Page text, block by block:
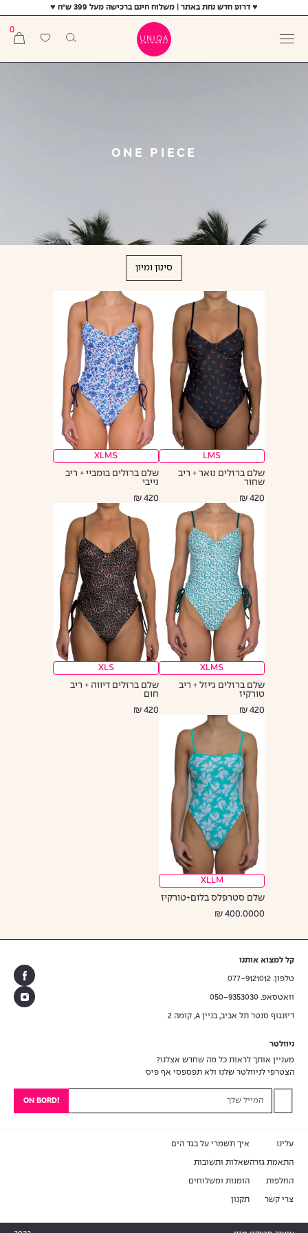
♥ דרופ חדש נחת באתר | משלוח חינם ברכישה מעל 399 ש"ח ♥
0
עוד
ONE PIECE
S
M
L
שלם ברזלים נואר + ריב
שחור
420 ₪
S
M
XL
שלם ברזלים בומביי + ריב
נייבי
420 ₪
S
M
XL
שלם ברזלים ג'יזל + ריב
טורקיז
420 ₪
S
XL
שלם ברזלים דיווה + ריב
חום
420 ₪
M
L
XL
שלם סטרפלס בלום+טורקיז
400.0000 ₪
סינון ומיון
קל למצוא אותנו
טלפון. 077-9121012
וואטסאפ. 050-9353030
דיזנגוף סנטר תל אביב, בניין A, קומה 2
ניוזלטר
מעניין אותך לראות כל מה שחדש אצלנו?
הצטרפי לניוזלטר שלנו ולא תפספסי אף פיס
עלינו
התאמת גזרה
החלפות
צרי קשר
איך תשמרי על בגד הים
שאלות ותשובות
הזמנות ומשלוחים
תקנון